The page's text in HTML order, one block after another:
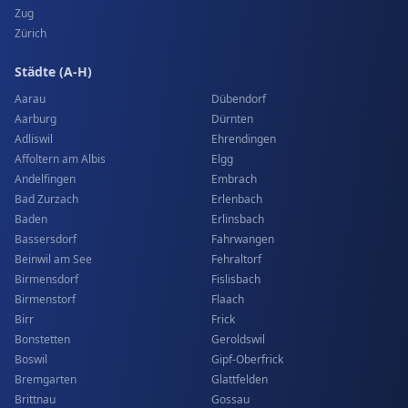
Zug
Zürich
Städte (A-H)
Aarau
Aarburg
Adliswil
Affoltern am Albis
Andelfingen
Bad Zurzach
Baden
Bassersdorf
Beinwil am See
Birmensdorf
Birmenstorf
Birr
Bonstetten
Boswil
Bremgarten
Brittnau
Dübendorf
Dürnten
Ehrendingen
Elgg
Embrach
Erlenbach
Erlinsbach
Fahrwangen
Fehraltorf
Fislisbach
Flaach
Frick
Geroldswil
Gipf-Oberfrick
Glattfelden
Gossau